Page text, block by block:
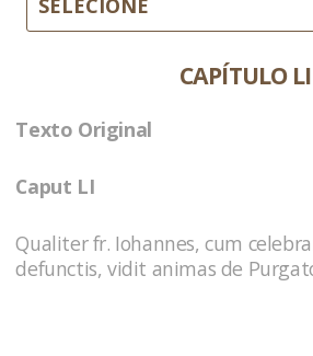
CAPÍTULO LI
Texto Original
Caput LI
Qualiter fr. Iohannes, cum
defunctis, vidit animas de